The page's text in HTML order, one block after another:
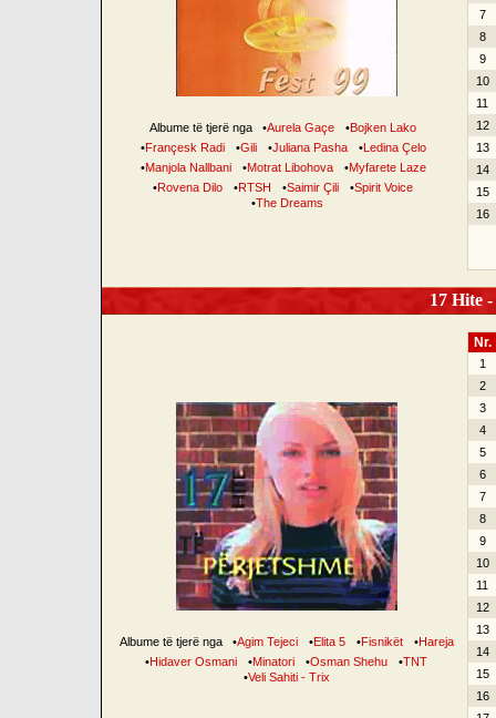
Albume të tjerë nga •Aurela Gaçe •Bojken Lako
•Françesk Radi •Gili •Juliana Pasha •Ledina Çelo
•Manjola Nallbani •Motrat Libohova •Myfarete Laze
•Rovena Dilo •RTSH •Saimir Çili •Spirit Voice
•The Dreams
7
8
9
10
11
12
13
14
15
16
17 Hite
Albume të tjerë nga •Agim Tejeci •Elita 5 •Fisnikët •Hareja
•Hidaver Osmani •Minatori •Osman Shehu •TNT
•Veli Sahiti - Trix
Nr.
1
2
3
4
5
6
7
8
9
10
11
12
13
14
15
16